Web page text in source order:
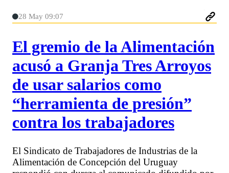
28 May 09:07
El gremio de la Alimentación
acusó a Granja Tres Arroyos
de usar salarios como
“herramienta de presión”
contra los trabajadores
El Sindicato de Trabajadores de Industrias de la
Alimentación de Concepción del Uruguay